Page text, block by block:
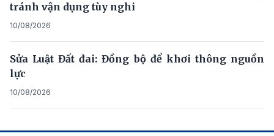
tránh vận dụng tùy nghi
10/08/2026
Sửa Luật Đất đai: Đồng bộ để khơi thông nguồn
lực
10/08/2026